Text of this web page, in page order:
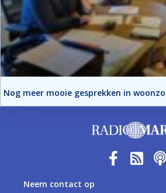
Nog meer mooie gesprekken in
Neem contact op